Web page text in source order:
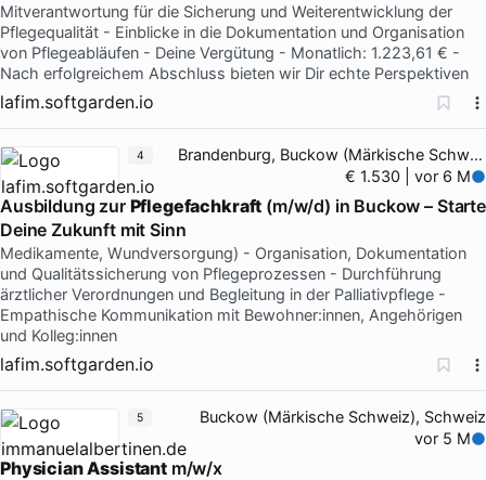
Mitverantwortung für die Sicherung und Weiterentwicklung der
Pflegequalität - Einblicke in die Dokumentation und Organisation
von Pflegeabläufen - Deine Vergütung - Monatlich: 1.223,61 € -
Nach erfolgreichem Abschluss bieten wir Dir echte Perspektiven
lafim.softgarden.io
Brandenburg, Buckow (Märkische Schweiz)
€ 1.530 | vor 6 M
Ausbildung zur Pflegefachkraft (m/w/d) in Buckow – Starte
Deine Zukunft mit Sinn
Medikamente, Wundversorgung) - Organisation, Dokumentation
und Qualitätssicherung von Pflegeprozessen - Durchführung
ärztlicher Verordnungen und Begleitung in der Palliativpflege -
Empathische Kommunikation mit Bewohner:innen, Angehörigen
und Kolleg:innen
lafim.softgarden.io
4
Buckow (Märkische Schweiz), Schweiz
vor 5 M
PhysicianAssistantm/w/x
5